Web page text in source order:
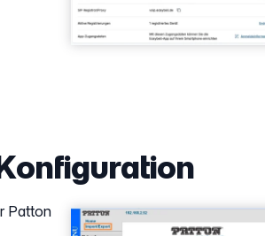
Show larger version
Patton